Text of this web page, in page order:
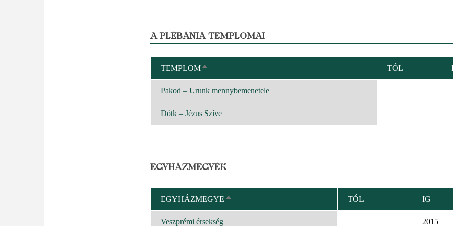
A PLÉBÁNIA TEMPLOMAI
TEMPLOMCSÖKKENŐ
RENDEZÉS
TÓL
Pakod – Urunk mennybemenetele
Dötk – Jézus Szíve
EGYHÁZMEGYÉK
EGYHÁZMEGYECSÖKKENŐ
RENDEZÉS
TÓL IG
Veszprémi érsekség 2015